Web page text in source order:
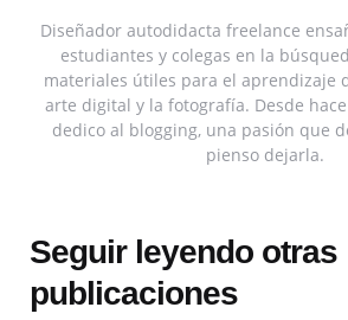
Diseñador autodidacta freelance
estudiantes y colegas en la
materiales útiles para el aprendizaje
arte digital y la fotografía. Desde
dedico al blogging, una pasión que
pienso dejarla.
Seguir leyendo otras
publicaciones